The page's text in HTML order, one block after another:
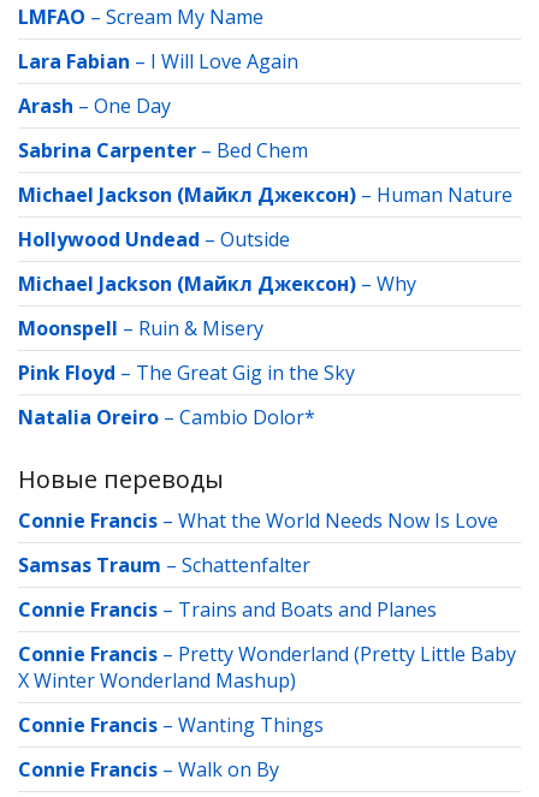
LMFAO – Scream My Name
Lara Fabian – I Will Love Again
Arash – One Day
Sabrina Carpenter – Bed Chem
Michael Jackson (Майкл Джексон) – Human Nature
Hollywood Undead – Outside
Michael Jackson (Майкл Джексон) – Why
Moonspell – Ruin & Misery
Pink Floyd – The Great Gig in the Sky
Natalia Oreiro – Cambio Dolor*
Новые переводы
Connie Francis – What the World Needs Now Is Love
Samsas Traum – Schattenfalter
Connie Francis – Trains and Boats and Planes
Connie Francis – Pretty Wonderland (Pretty Little Baby
X Winter Wonderland Mashup)
Connie Francis – Wanting Things
Connie Francis – Walk on By